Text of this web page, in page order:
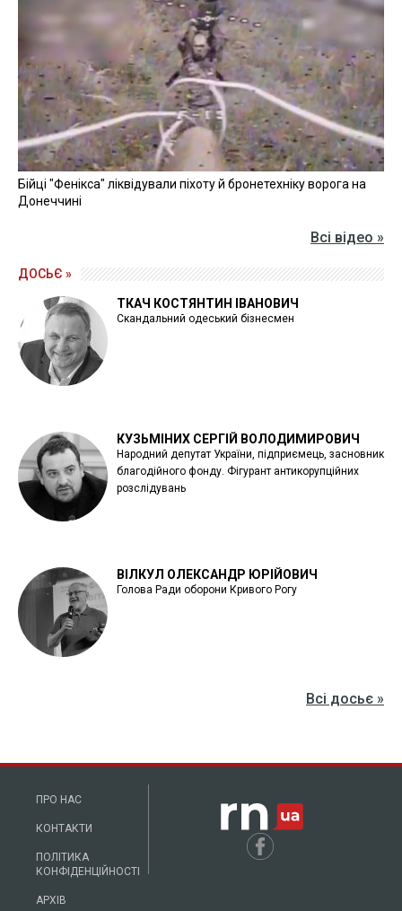
Бійці "Фенікса" ліквідували піхоту й бронетехніку ворога на
Донеччині
Всі відео »
ДОСЬЄ »
ТКАЧ КОСТЯНТИН ІВАНОВИЧ
Скандальний одеський бізнесмен
КУЗЬМІНИХ СЕРГІЙ ВОЛОДИМИРОВИЧ
Народний депутат України, підприємець, засновник
благодійного фонду. Фігурант антикорупційних
розслідувань
ВІЛКУЛ ОЛЕКСАНДР ЮРІЙОВИЧ
Голова Ради оборони Кривого Рогу
Всі досьє »
ПРО НАС
КОНТАКТИ
ПОЛІТИКА
КОНФІДЕНЦІЙНОСТІ
АРХІВ